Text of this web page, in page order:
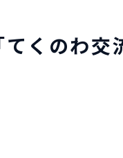
くのわ交